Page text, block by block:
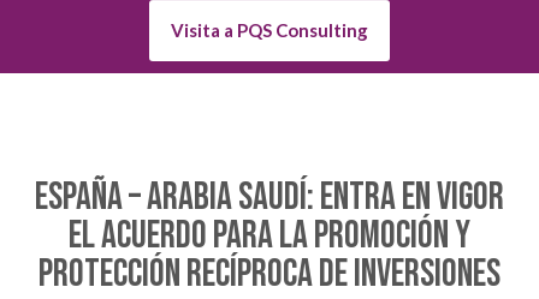
Visita a PQS Consulting
ESPAÑA – ARABIA SAUDÍ: Entra en vigor
el Acuerdo para la promoción y
protección recíproca de inversiones